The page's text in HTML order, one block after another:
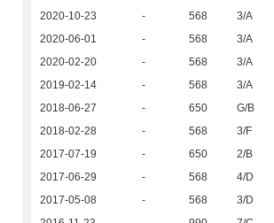
2020-10-23
- 568 3/A
2020-06-01
- 568 3/A
2020-02-20
- 568 3/A
2019-02-14
- 568 3/A
2018-06-27
- 650 G/B
2018-02-28
- 568 3/F
2017-07-19
- 650 2/B
2017-06-29
- 568 4/D
2017-05-08
- 568 3/D